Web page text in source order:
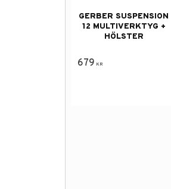
GERBER SUSPENSION
12 MULTIVERKTYG +
HÖLSTER
679 KR